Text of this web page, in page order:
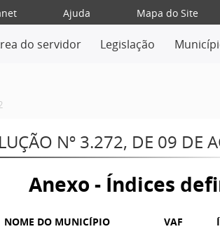
Ajuda Mapa do Site
do servidor Legislação
Nº 3.272, DE 09 DE
Anexo - Índices
NOME DO MUNICÍPIO
VAF